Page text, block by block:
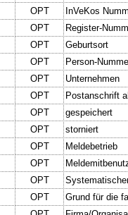
OPT
InVeKos
OPT
Register-
OPT
Geburtsort
OPT
Person-
OPT
Unternehmen
OPT
Postanschrift
OPT
gespeichert
OPT
storniert
OPT
Meldebetrieb
OPT
OPT
OPT
Grund für die